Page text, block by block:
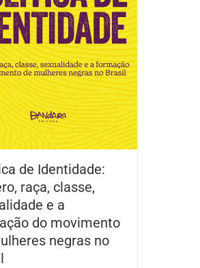
de Identidade:
raça, classe,
e a
do movimento
negras no